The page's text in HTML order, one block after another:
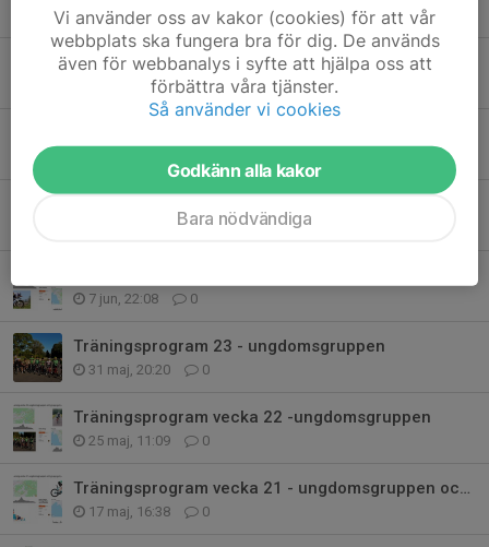
6 jul, 17:02 1
29 jun, 10:41 0
0
7 jun, 22:08 0
Träningsprogram 23 - ungdomsgruppen
31 maj, 20:20 0
Träningsprogram vecka 22 -ungdomsgruppen
25 maj, 11:09 0
Träningsprogram vecka 21 - ungdomsgruppen och grupp gul (D)
17 maj, 16:38 0
Vi använder oss av kakor (cookies) för att vår
webbplats ska fungera bra för dig. De används
även för webbanalys i syfte att hjälpa oss att
förbättra våra tjänster.
Så använder vi cookies
Godkänn alla kakor
Bara nödvändiga